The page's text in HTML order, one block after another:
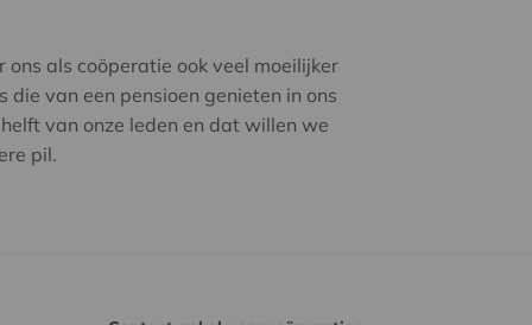
als coöperatie ook veel moeilijker
van een pensioen genieten in ons
van onze leden en dat willen we
pil.